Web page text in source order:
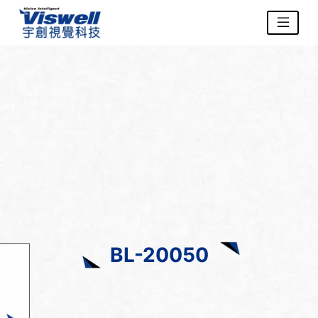
BL-20050